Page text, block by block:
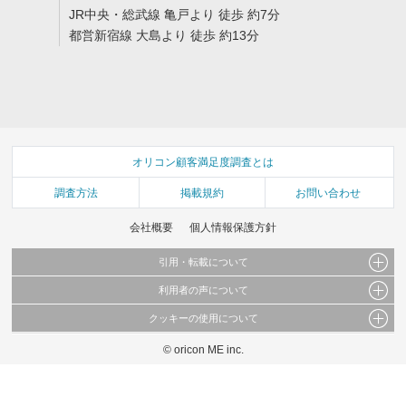
JR中央・総武線 亀戸より 徒歩 約7分
都営新宿線 大島より 徒歩 約13分
オリコン顧客満足度調査とは
調査方法 掲載規約 お問い合わせ
会社概要 個人情報保護方針
引用・転載について
当サイトで公開されている情報（文字、写真、イラスト、画像データ等）及びこれらの配
これらの情報を権利者の許可なく無断転載・複製などの二次利用を行うことは固く禁じて
利用者の声について
当サイトに掲載している内容はすべてサービスの利用者が提出された見解・感想です。
弊社の見解・ 意見ではないことをご理解いただいた上でご覧ください。
クッキーの使用について
このサイトでは Cookie を使用して、ユーザーに合わせたコンテンツや広告の表示、ソー
© oricon ME inc.